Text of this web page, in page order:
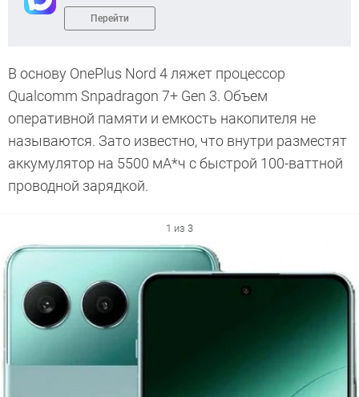
Перейти
В основу OnePlus Nord 4 ляжет процессор
Qualcomm Snpadragon 7+ Gen 3. Объем
оперативной памяти и емкость накопителя не
называются. Зато известно, что внутри разместят
аккумулятор на 5500 мА*ч с быстрой 100-ваттной
проводной зарядкой.
1 из 3